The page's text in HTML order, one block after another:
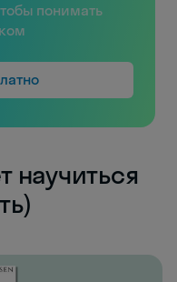
понимать
научиться